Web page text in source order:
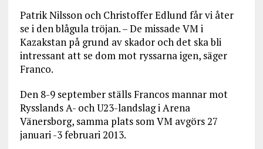
Patrik Nilsson och Christoffer Edlund får vi åter
se i den blågula tröjan. – De missade VM i
Kazakstan på grund av skador och det ska bli
intressant att se dom mot ryssarna igen, säger
Franco.
Den 8-9 september ställs Francos mannar mot
Rysslands A- och U23-landslag i Arena
Vänersborg, samma plats som VM avgörs 27
januari -3 februari 2013.